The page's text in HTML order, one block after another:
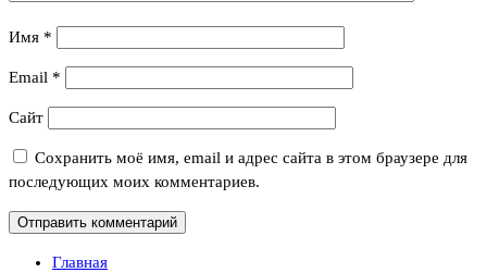
Имя *
Email *
Сайт
Сохранить моё имя, email и адрес сайта в этом браузере для
последующих моих комментариев.
Главная